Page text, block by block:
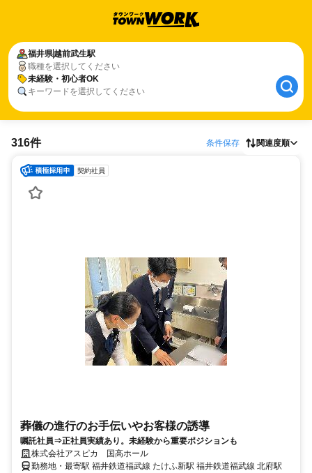
福井県越前武生駅
職種を選択してください
未経験・初心者OK
キーワードを選択してください
316件 条件保存 関連度順
契約社員
葬儀の進行のお手伝いやお客様の誘導
嘱託社員⇒正社員実績あり。未経験から重要ポジションも
株式会社アスピカ 国高ホール
勤務地・最寄駅 福井鉄道福武線 たけふ新駅 福井鉄道福武線 北府駅